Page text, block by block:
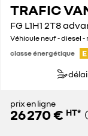
TRAFIC
FG L1H1 2T8
Véhicule neuf - diesel
classe énergétique
E
délai
prix en ligne
26 270 € HT*